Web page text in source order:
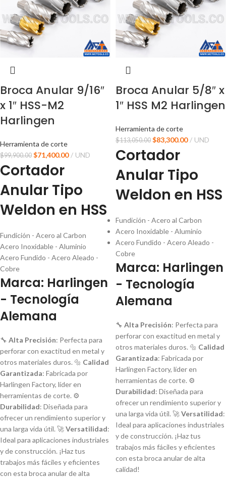
Broca Anular 9/16″
x 1″ HSS-M2
Harlingen
Herramienta de corte
$99,900.00 $71,400.00 UND
Cortador
Anular Tipo
Weldon en HSS
Fundición - Acero al Carbon
Acero Inoxidable - Aluminio
Acero Fundido - Acero Aleado -
Cobre
Marca: Harlingen
- Tecnología
Alemana
🔧 Alta Precisión: Perfecta para
perforar con exactitud en metal y
otros materiales duros. 🔩 Calidad
Garantizada: Fabricada por
Harlingen Factory, líder en
herramientas de corte. ⚙️
Durabilidad: Diseñada para
ofrecer un rendimiento superior y
una larga vida útil. 🚀Versatilidad:
Ideal para aplicaciones industriales
y de construcción. ¡Haz tus
trabajos más fáciles y eficientes
con esta broca anular de alta
Broca Anular 5/8″ x
1″ HSS M2 Harlingen
Herramienta de corte
$113,050.00 $83,300.00 UND
Cortador
Anular Tipo
Weldon en HSS
Fundición - Acero al Carbon
Acero Inoxidable - Aluminio
Acero Fundido - Acero Aleado -
Cobre
Marca: Harlingen
- Tecnología
Alemana
🔧 Alta Precisión: Perfecta para
perforar con exactitud en metal y
otros materiales duros. 🔩 Calidad
Garantizada: Fabricada por
Harlingen Factory, líder en
herramientas de corte. ⚙️
Durabilidad: Diseñada para
ofrecer un rendimiento superior y
una larga vida útil. 🚀Versatilidad:
Ideal para aplicaciones industriales
y de construcción. ¡Haz tus
trabajos más fáciles y eficientes
con esta broca anular de alta
calidad!